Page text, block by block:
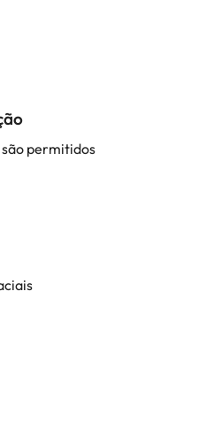
permitidos